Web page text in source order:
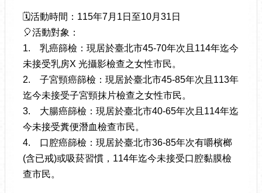
🗓️活動時間：115年7月1日至10月31日
🎈活動對象：
1.
乳癌篩檢：現居於臺北市45-70年次且114年迄今
未接受乳房X 光攝影檢查之女性市民。
2.
子宮頸癌篩檢：現居於臺北市45-85年次且113年
迄今未接受子宮頸抹片檢查之女性市民。
3.
大腸癌篩檢：現居於臺北市40-65年次且114年迄
今未接受糞便潛血檢查市民。
4.
口腔癌篩檢：現居於臺北市36-85年次有嚼檳榔
(含已戒)或吸菸習慣，114年迄今未接受口腔黏膜檢
查市民。